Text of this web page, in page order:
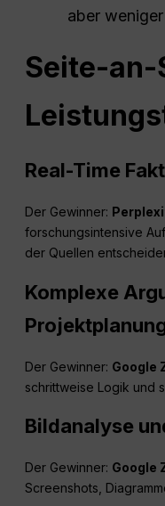
aber
Seite-an-
Real-Time
Der Gewinner:
forschungsintensive
der Quellen
Komplexe
Der Gewinner: Google
schrittweise Logik und
Bildanalyse
Der Gewinner: Google
Screenshots,